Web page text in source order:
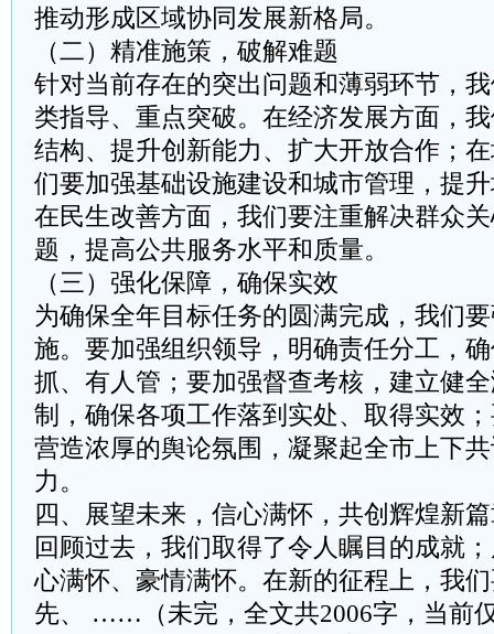
推动形成区域协同发展新格局。
（二）精准施策，破解难题
针对当前存在的突出问题和薄弱环节，
类指导、重点突破。在经济发展方面，
结构、提升创新能力、扩大开放合作；
们要加强基础设施建设和城市管理，提
在民生改善方面，我们要注重解决群众
题，提高公共服务水平和质量。
（三）强化保障，确保实效
为确保全年目标任务的圆满完成，我们
施。要加强组织领导，明确责任分工，
抓、有人管；要加强督查考核，建立健
制，确保各项工作落到实处、取得实效
营造浓厚的舆论氛围，凝聚起全市上下
力。
四、展望未来，信心满怀，共创辉煌新
回顾过去，我们取得了令人瞩目的成就
心满怀、豪情满怀。在新的征程上，我
先、 ……（未完，全文共2006字，当前